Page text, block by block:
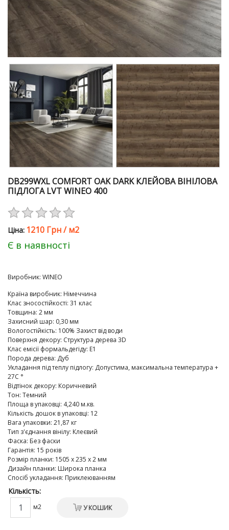
DB299WXL COMFORT OAK DARK КЛЕЙОВА ВІНІЛОВА
ПІДЛОГА LVT WINEO 400
Цiна: 1210 Грн/м2
Є в наявності
Виробник: WINEO
Країна виробник: Німеччина
Клас зносостійкості: 31 клас
Товщина: 2 мм
Захисний шар: 0,30 мм
Вологостійкість: 100% Захист від води
Поверхня декору: Структура дерева 3D
Клас емісії формальдегіду: E1
Порода дерева: Дуб
Укладання під теплу підлогу: Допустима, максимальна температура +
27C °
Відтінок декору: Коричневий
Тон: Темний
Площа в упаковці: 4,240 м.кв.
Кількість дошок в упаковці: 12
Вага упаковки: 21,87 кг
Тип з'єднання вінілу: Клеєвий
Фаска: Без фаски
Гарантія: 15 років
Розмір планки: 1505 х 235 х 2 мм
Дизайн планки: Широка планка
Спосіб укладання: Приклеюванням
Кількість:
м2 У КОШИК